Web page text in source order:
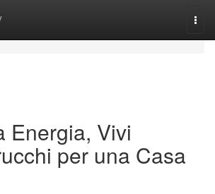
Energia, Vivi
per una Casa